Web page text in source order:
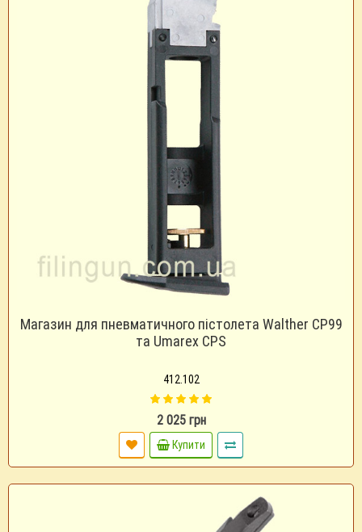
Магазин для пневматичного пістолета Walther CP99
та Umarex CPS
412.102
2 025 грн
Купити